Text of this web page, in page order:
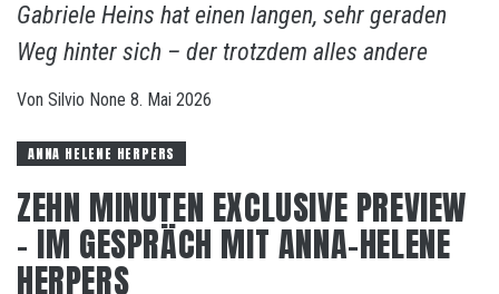
Gabriele Heins hat einen langen, sehr geraden
Weg hinter sich – der trotzdem alles andere
Von Silvio None 8. Mai 2026
ANNA HELENE HERPERS
ZEHN MINUTEN EXCLUSIVE PREVIEW
– IM GESPRÄCH MIT ANNA-HELENE
HERPERS